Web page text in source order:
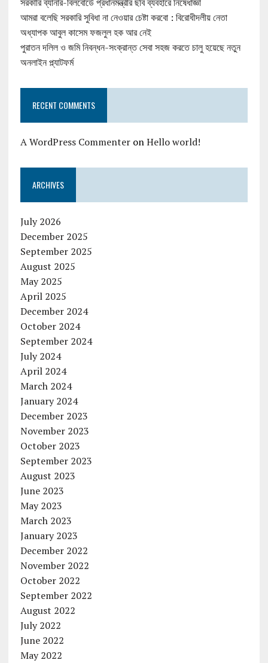
আমরা বলেছি সরকারি সুবিধা না নেওয়ার চেষ্টা করবো : বিরোধীদলীয় নেতা
অধ্যাপক আবুল কাসেম ফজলুল হক আর নেই
পুরাতন দলিল ও জমি নিবন্ধন-সংক্রান্ত সেবা সহজ করতে চালু হয়েছে নতুন
অনলাইন প্ল্যাটফর্ম
RECENT COMMENTS
A WordPress CommenteronHello world!
ARCHIVES
July 2026
December 2025
September 2025
August 2025
May 2025
April 2025
December 2024
October 2024
September 2024
July 2024
April 2024
March 2024
January 2024
December 2023
November 2023
October 2023
September 2023
August 2023
June 2023
May 2023
March 2023
January 2023
December 2022
November 2022
October 2022
September 2022
August 2022
July 2022
June 2022
May 2022